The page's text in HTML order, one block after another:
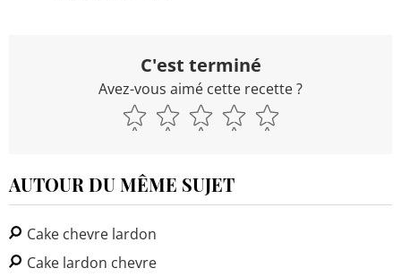
C'est terminé
Avez-vous aimé cette recette ?
AUTOUR DU MÊME SUJET
Cake chevre lardon
Cake lardon chevre